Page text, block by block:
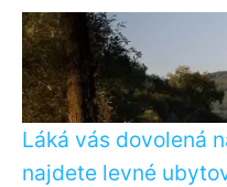
Láká vás dovolená
najdete levné